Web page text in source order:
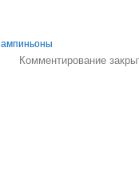
Комментирование